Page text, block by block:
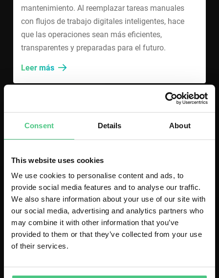
Consent Details About
This website uses cookies
We use cookies to personalise content and ads, to
provide social media features and to analyse our traffic.
We also share information about your use of our site with
our social media, advertising and analytics partners who
may combine it with other information that you’ve
provided to them or that they’ve collected from your use
of their services.
mantenimiento. Al reemplazar tareas manuales
con flujos de trabajo digitales inteligentes, hace
que las operaciones sean más eficientes,
transparentes y preparadas para el futuro.
Leer más
Success Videos